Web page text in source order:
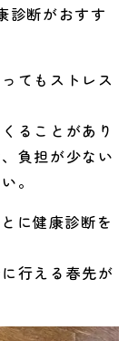
診断がおすす
てもストレス
ることがあり
負担が少ない
。
に健康診断を
行える春先が